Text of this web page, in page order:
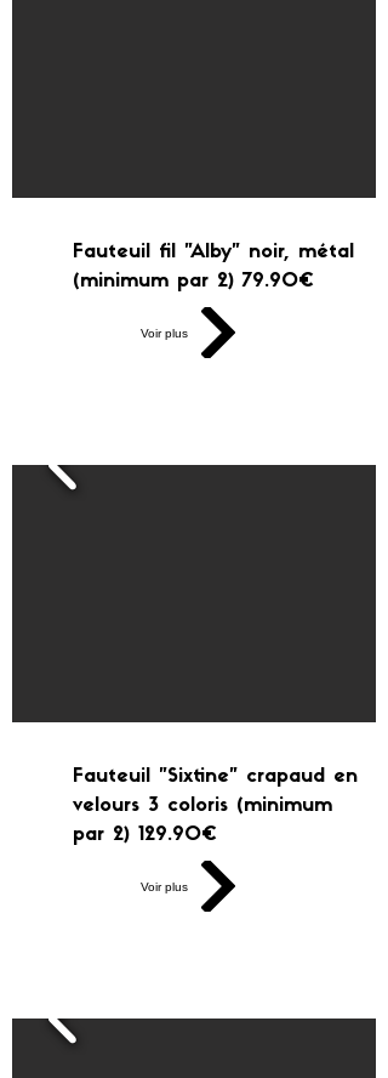
Fauteuil fil "Alby" noir, métal
(minimum par 2) 79.90€
Voir plus
Fauteuil "Sixtine" crapaud en
velours 3 coloris (minimum
par 2) 129.90€
Voir plus